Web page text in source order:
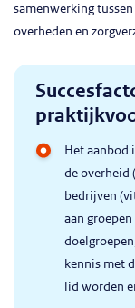
samenwerking
overheden en
Het aanbod
de overheid
bedrijven
aan
kennis met
lid worden